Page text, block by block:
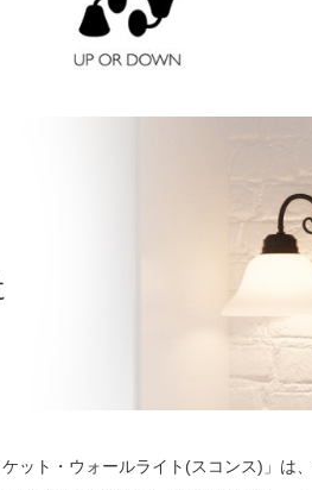
ット・ウォールライト(スコンス)」は